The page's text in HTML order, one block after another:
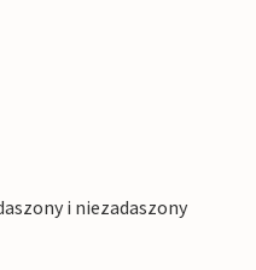
i niezadaszony